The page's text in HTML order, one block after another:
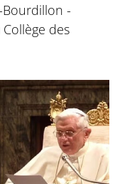
Bourdillon -
des